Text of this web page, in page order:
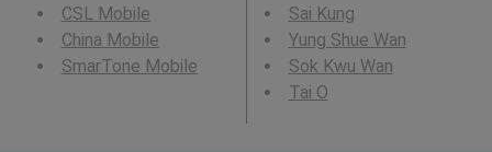
CSL Mobile
China Mobile
SmarTone Mobile
Sai Kung
Yung Shue Wan
Sok Kwu Wan
Tai O